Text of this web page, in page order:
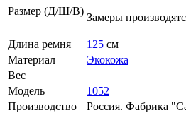
Размер (Д/Ш/В)
Замеры
Длина ремня 125 см
Материал
Экокожа
Вес
Модель
1052
Производство
Россия. Фабрика